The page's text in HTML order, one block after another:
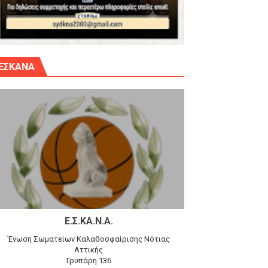
Δημητρίου την Κυριακή 14.6.26
Προφήτη Ηλία 78-74 στα Καμίνια
Ε.Σ.ΚΑ.Ν.Α.
Ένωση Σωματείων Καλαθοσφαίρισης Νότιας
Αττικής
Γρυπάρη 136